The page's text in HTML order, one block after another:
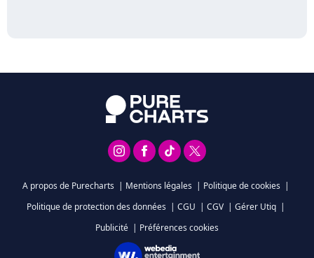
A propos de Purecharts | Mentions légales | Politique de cookies |
Politique de protection des données | CGU | CGV | Gérer Utiq |
Publicité | Préférences cookies